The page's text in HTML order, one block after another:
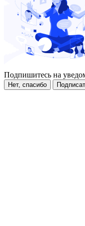
Подпишитесь на
Нет, спасибо